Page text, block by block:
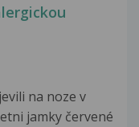
na noze v
jamky červené